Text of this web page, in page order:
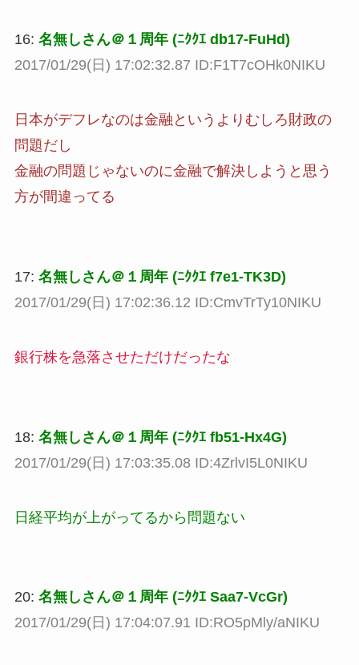
16: 名無しさん＠１周年 (ﾆｸｸｴ db17-FuHd)
2017/01/29(日) 17:02:32.87 ID:F1T7cOHk0NIKU
日本がデフレなのは金融というよりむしろ財政の
問題だし
金融の問題じゃないのに金融で解決しようと思う
方が間違ってる
17: 名無しさん＠１周年 (ﾆｸｸｴ f7e1-TK3D)
2017/01/29(日) 17:02:36.12 ID:CmvTrTy10NIKU
銀行株を急落させただけだったな
18: 名無しさん＠１周年 (ﾆｸｸｴ fb51-Hx4G)
2017/01/29(日) 17:03:35.08 ID:4ZrlvI5L0NIKU
日経平均が上がってるから問題ない
20: 名無しさん＠１周年 (ﾆｸｸｴ Saa7-VcGr)
2017/01/29(日) 17:04:07.91 ID:RO5pMly/aNIKU